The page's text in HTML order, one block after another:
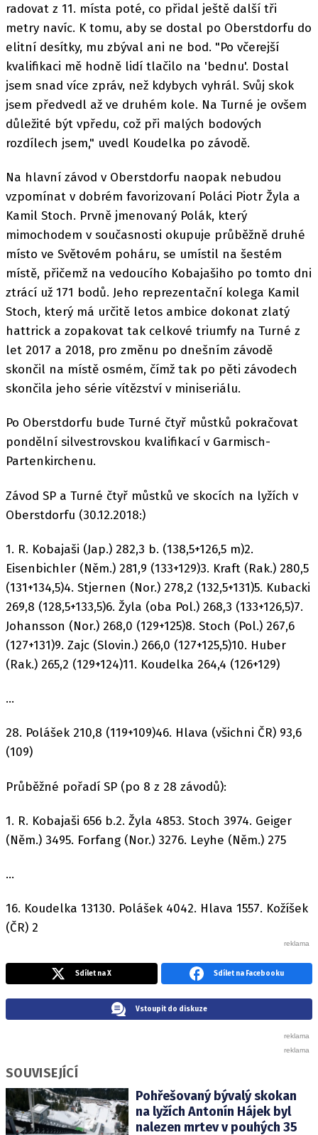
radovat z 11. místa poté, co přidal ještě další tři
metry navíc. K tomu, aby se dostal po Oberstdorfu do
elitní desítky, mu zbýval ani ne bod. "Po včerejší
kvalifikaci mě hodně lidí tlačilo na 'bednu'. Dostal
jsem snad více zpráv, než kdybych vyhrál. Svůj skok
jsem předvedl až ve druhém kole. Na Turné je ovšem
důležité být vpředu, což při malých bodových
rozdílech jsem," uvedl Koudelka po závodě.
Na hlavní závod v Oberstdorfu naopak nebudou
vzpomínat v dobrém favorizovaní Poláci Piotr Žyla a
Kamil Stoch. Prvně jmenovaný Polák, který
mimochodem v současnosti okupuje průběžně druhé
místo ve Světovém poháru, se umístil na šestém
místě, přičemž na vedoucího Kobajašiho po tomto dni
ztrácí už 171 bodů. Jeho reprezentační kolega Kamil
Stoch, který má určitě letos ambice dokonat zlatý
hattrick a zopakovat tak celkové triumfy na Turné z
let 2017 a 2018, pro změnu po dnešním závodě
skončil na místě osmém, čímž tak po pěti závodech
skončila jeho série vítězství v miniseriálu.
Po Oberstdorfu bude Turné čtyř můstků pokračovat
pondělní silvestrovskou kvalifikací v Garmisch-
Partenkirchenu.
Závod SP a Turné čtyř můstků ve skocích na lyžích v
Oberstdorfu (30.12.2018:)
1. R. Kobajaši (Jap.) 282,3 b. (138,5+126,5 m)2.
Eisenbichler (Něm.) 281,9 (133+129)3. Kraft (Rak.) 280,5
(131+134,5)4. Stjernen (Nor.) 278,2 (132,5+131)5. Kubacki
269,8 (128,5+133,5)6. Žyla (oba Pol.) 268,3 (133+126,5)7.
Johansson (Nor.) 268,0 (129+125)8. Stoch (Pol.) 267,6
(127+131)9. Zajc (Slovin.) 266,0 (127+125,5)10. Huber
(Rak.) 265,2 (129+124)11. Koudelka 264,4 (126+129)
...
28. Polášek 210,8 (119+109)46. Hlava (všichni ČR) 93,6
(109)
Průběžné pořadí SP (po 8 z 28 závodů):
1. R. Kobajaši 656 b.2. Žyla 4853. Stoch 3974. Geiger
(Něm.) 3495. Forfang (Nor.) 3276. Leyhe (Něm.) 275
...
16. Koudelka 13130. Polášek 4042. Hlava 1557. Kožíšek
(ČR) 2
Sdílet na X Sdílet na Facebooku
Vstoupit do diskuze
SOUVISEJÍCÍ
Pohřešovaný bývalý skokan
na lyžích Antonín Hájek byl
nalezen mrtev v pouhých 35